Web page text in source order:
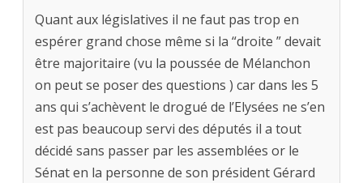
Quant aux législatives il ne faut pas trop en
espérer grand chose même si la “droite ” devait
être majoritaire (vu la poussée de Mélanchon
on peut se poser des questions ) car dans les 5
ans qui s’achèvent le drogué de l’Elysées ne s’en
est pas beaucoup servi des députés il a tout
décidé sans passer par les assemblées or le
Sénat en la personne de son président Gérard